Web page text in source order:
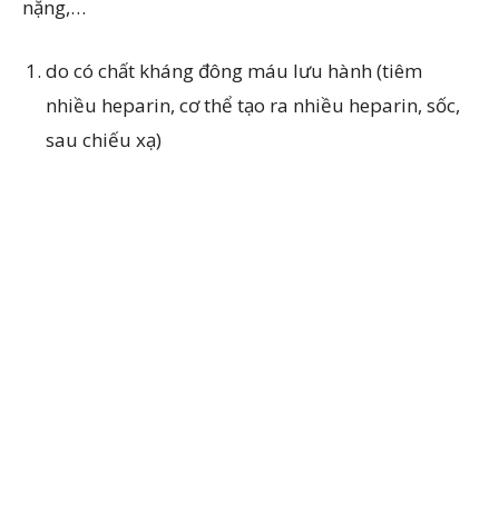
nặng,…
do có chất kháng đông máu lưu hành (tiêm
nhiều heparin, cơ thể tạo ra nhiều heparin, sốc,
sau chiếu xạ)